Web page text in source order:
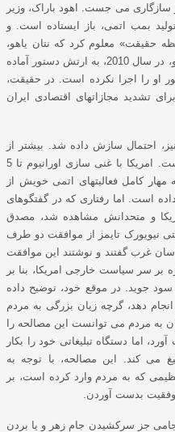
سازگاری می جست. اهود باراک، وزیر
بمب اتمی، باز ایستاده است. و
«لحظه حقیقت» معلوم کرد که نتان یاهو،
بخاطر ببارآمدن اثری سیاسی مورد نظر او، در سال 2010، به ارتش دستور آماده
او را اجرا نکرده است. در حقیقت،
تشدید مجازاتهای اقتصادی ایران
احتمال سازش داده شد. بیشتر از
احتمال، گفته شد مصالحه انجام گرفته است. امریکا با غنی سازی اورانیوم تا 5
کامل فعالیتهای اتمی خویش از
است. اما رفتاری که در گفتگوهای
و متحدانش مشاهده شد، مصدق
نیویورک تایمز از موافقت دو طرف
غرب گفتند و نوشتند این موافقت
بر سر سیاست خارجی امریکا، بنا بر
سود جوید. در موقع خود، توضیح داده
دهد، گرچه زیان بزرگی به مردم
به مردم می توانست این مصالحه را
اما دستگاه تبلیغاتی خود را بکار
می کند. این مصالحه، با توجه به
که به مردم وارد کرده است، بر
بدست آوردن.
جز سرکشیدن جام زهر و یا بردن